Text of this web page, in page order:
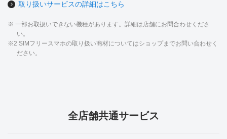
取り扱いサービスの詳細はこちら
※ 一部お取扱いできない機種があります。詳細は店舗にお問合わせくださ
い。
※2 SIMフリースマホの取り扱い商材についてはショップまでお問い合わせく
ださい。
全店舗共通サービス